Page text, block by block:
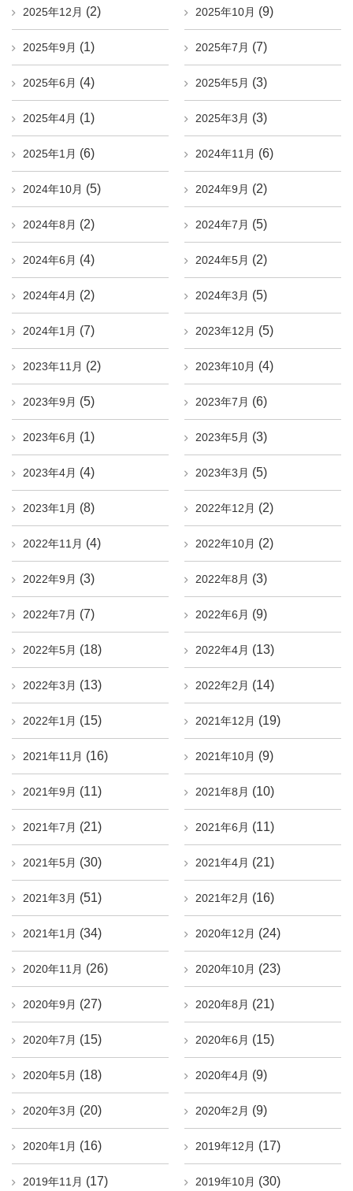
2025年12月 (2) 2025年10月 (9)
2025年9月 (1) 2025年7月 (7)
2025年6月 (4) 2025年5月 (3)
2025年4月 (1) 2025年3月 (3)
2025年1月 (6) 2024年11月 (6)
2024年10月 (5) 2024年9月 (2)
2024年8月 (2) 2024年7月 (5)
2024年6月 (4) 2024年5月 (2)
2024年4月 (2) 2024年3月 (5)
2024年1月 (7) 2023年12月 (5)
2023年11月 (2) 2023年10月 (4)
2023年9月 (5) 2023年7月 (6)
2023年6月 (1) 2023年5月 (3)
2023年4月 (4) 2023年3月 (5)
2023年1月 (8) 2022年12月 (2)
2022年11月 (4) 2022年10月 (2)
2022年9月 (3) 2022年8月 (3)
2022年7月 (7) 2022年6月 (9)
2022年5月 (18) 2022年4月 (13)
2022年3月 (13) 2022年2月 (14)
2022年1月 (15) 2021年12月 (19)
2021年11月 (16) 2021年10月 (9)
2021年9月 (11) 2021年8月 (10)
2021年7月 (21) 2021年6月 (11)
2021年5月 (30) 2021年4月 (21)
2021年3月 (51) 2021年2月 (16)
2021年1月 (34) 2020年12月 (24)
2020年11月 (26) 2020年10月 (23)
2020年9月 (27) 2020年8月 (21)
2020年7月 (15) 2020年6月 (15)
2020年5月 (18) 2020年4月 (9)
2020年3月 (20) 2020年2月 (9)
2020年1月 (16) 2019年12月 (17)
2019年11月 (17) 2019年10月 (30)